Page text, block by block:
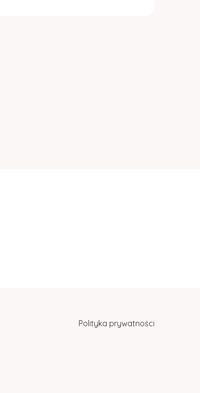
Polityka prywatności